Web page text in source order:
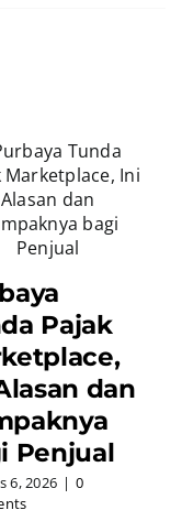
Pajak
dan
Penjual
6, 2026 | 0